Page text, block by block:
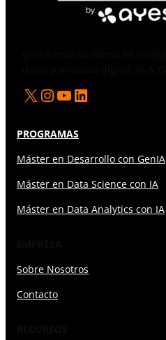
X Instagram
YouTube
LinkedIn
PROGRAMAS
Máster en Desarrollo con GenIA
Máster en Data Science con IA
Máster en Data Analytics con IA
Sobre Nosotros
Contacto